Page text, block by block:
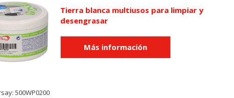
Tierra blanca multiusos para limpiar y
desengrasar
500WP0200